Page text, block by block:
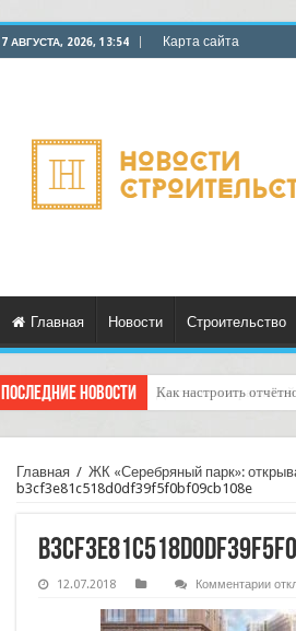
7 АВГУСТА, 2026, 13:54 Карта сайта
Главная Новости Строительство
Последние новости Доставка
Главная / ЖК «Серебряный парк»:
b3cf3e81c518d0df39f5f0bf09cb108e
12.07.2018 Комментариик